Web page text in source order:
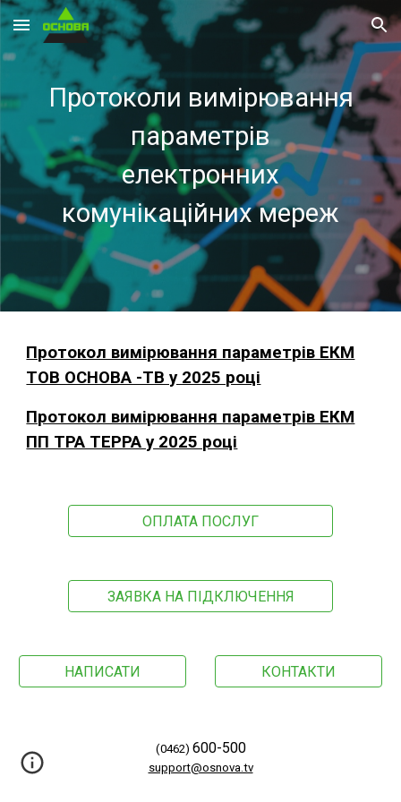
Skip to main content Skip to navigation
Протоколи вимірювання
параметрів
електронних
комунікаційних мереж
Протокол вимірювання параметрів ЕКМ
ТОВ ОСНОВА -ТВ у 2025 році
Протокол вимірювання параметрів ЕКМ
ПП ТРА ТЕРРА у 2025 році
ОПЛАТА ПОСЛУГ
ЗАЯВКА НА ПІДКЛЮЧЕННЯ
НАПИСАТИ КОНТАКТИ
(0462) 600-500
support@osnova.tv